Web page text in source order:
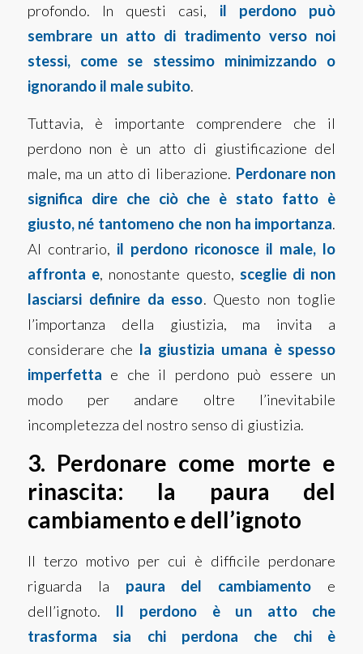
profondo. In questi casi, il perdono può
sembrare un atto di tradimento verso noi
stessi, come se stessimo minimizzando o
ignorando il male subito.
Tuttavia, è importante comprendere che il
perdono non è un atto di giustificazione del
male, ma un atto di liberazione. Perdonare non
significa dire che ciò che è stato fatto è
giusto, né tantomeno che non ha importanza.
Al contrario, il perdono riconosce il male, lo
affronta e, nonostante questo, sceglie di non
lasciarsi definire da esso. Questo non toglie
l’importanza della giustizia, ma invita a
considerare che la giustizia umana è spesso
imperfetta e che il perdono può essere un
modo per andare oltre l’inevitabile
incompletezza del nostro senso di giustizia.
3. Perdonare come morte e
rinascita: la paura del
cambiamento e dell’ignoto
Il terzo motivo per cui è difficile perdonare
riguarda la paura del cambiamento e
dell’ignoto. Il perdono è un atto che
trasforma sia chi perdona che chi è